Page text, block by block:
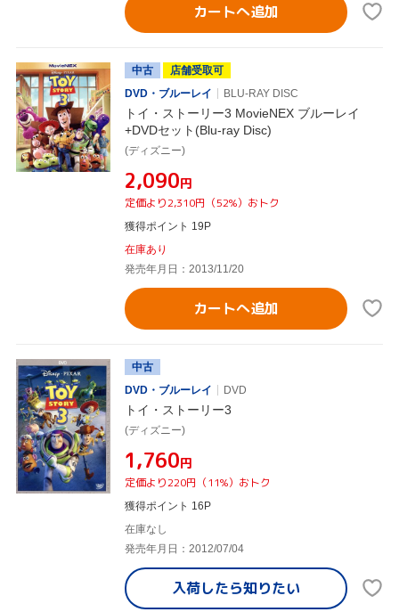
カートへ追加
中古
店舗受取可
DVD・ブルーレイ
BLU-RAY DISC
トイ・ストーリー3 MovieNEX ブルーレイ
+DVDセット(Blu-ray Disc)
(ディズニー)
¥2,090円
定価より2,310円（52%）おトク
獲得ポイント 19P
在庫あり
発売年月日：2013/11/20
カートへ追加
中古
DVD・ブルーレイ
DVD
トイ・ストーリー3
(ディズニー)
¥1,760円
定価より220円（11%）おトク
獲得ポイント 16P
在庫なし
発売年月日：2012/07/04
入荷したら知りたい